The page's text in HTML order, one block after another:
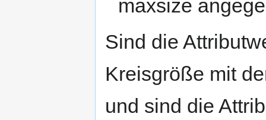
maxsize
Sind die
Kreisgröße mit
und sind die